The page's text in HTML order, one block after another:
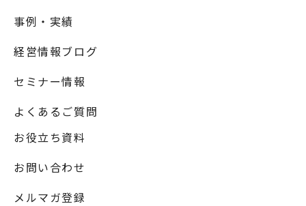
事例・実績
経営情報ブログ
セミナー情報
よくあるご質問
お役立ち資料
お問い合わせ
メルマガ登録